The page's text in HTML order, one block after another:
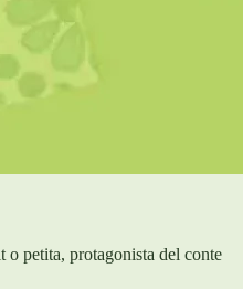
o petita, protagonista del conte